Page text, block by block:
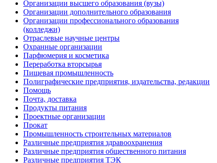
Организации высшего образования (вузы)
Организации дополнительного образования
Организации профессионального образования
(колледжи)
Отраслевые научные центры
Охранные организации
Парфюмерия и косметика
Переработка вторсырья
Пищевая промышленность
Полиграфические предприятия, издательства, редакции
Помощь
Почта, доставка
Продукты питания
Проектные организации
Прокат
Промышленность строительных материалов
Различные предприятия здравоохранения
Различные предприятия общественного питания
Различные предприятия ТЭК